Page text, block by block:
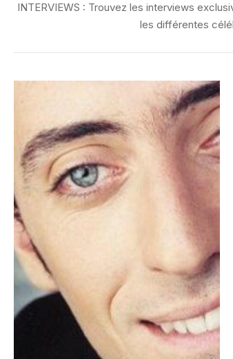
INTERVIEWS : Trouvez les interviews
les différentes